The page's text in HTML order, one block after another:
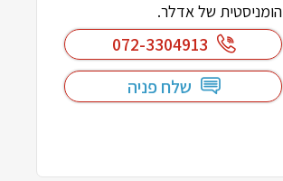
הומניסטית של אדלר.
072-3304913
שלח פניה